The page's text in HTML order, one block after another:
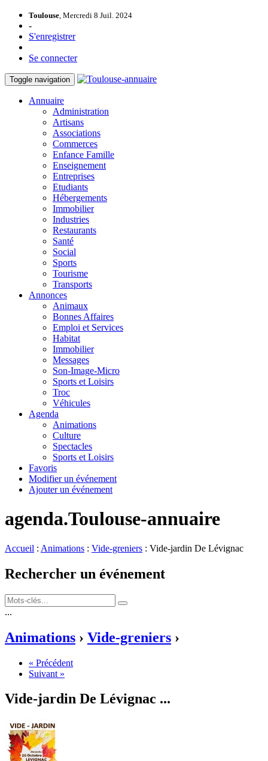
Toulouse, Mercredi 8 Juil. 2024
-
S'enregistrer
Se connecter
Toggle navigation
Annuaire
Administration
Artisans
Associations
Commerces
Enfance Famille
Enseignement
Entreprises
Etudiants
Hébergements
Immobilier
Industries
Restaurants
Santé
Social
Sports
Tourisme
Transports
Annonces
Animaux
Bonnes Affaires
Emploi et Services
Habitat
Immobilier
Messages
Son-Image-Micro
Sports et Loisirs
Troc
Véhicules
Agenda
Animations
Culture
Spectacles
Sports et Loisirs
Favoris
Modifier un événement
Ajouter un événement
agenda.Toulouse-annuaire
Accueil : Animations : Vide-greniers : Vide-jardin De Lévignac
Rechercher un événement
...
Animations › Vide-greniers ›
« Précédent
Suivant »
Vide-jardin De Lévignac ...